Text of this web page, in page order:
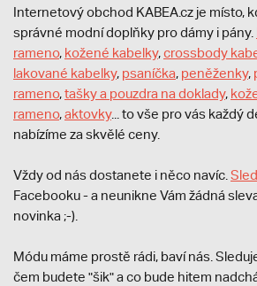
Internetový obchod KABEA.cz je místo,
správné modní doplňky pro dámy i pány.
rameno, kožené kabelky,crossbody
lakované kabelky, psaníčka, peněženky,
rameno,tašky a pouzdra na doklady,
rameno,aktovky... to vše pro vás každý
nabízíme za skvělé ceny.
Vždy od nás dostanete i něco navíc. S
Facebooku - a neunikne Vám žádná
novinka ;-).
Módu máme prostě rádi, baví nás.
čem budete "šik" a co bude hitem